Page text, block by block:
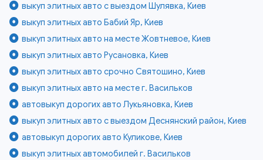
выкуп элитных авто с выездом Шулявка, Киев
выкуп элитных авто Бабий Яр, Киев
выкуп элитных авто на месте Жовтневое, Киев
выкуп элитных авто Русановка, Киев
выкуп элитных авто срочно Святошино, Киев
выкуп элитных авто на месте г. Васильков
автовыкуп дорогих авто Лукьяновка, Киев
выкуп элитных авто с выездом Деснянский район, Киев
автовыкуп дорогих авто Куликове, Киев
выкуп элитных автомобилей г. Васильков